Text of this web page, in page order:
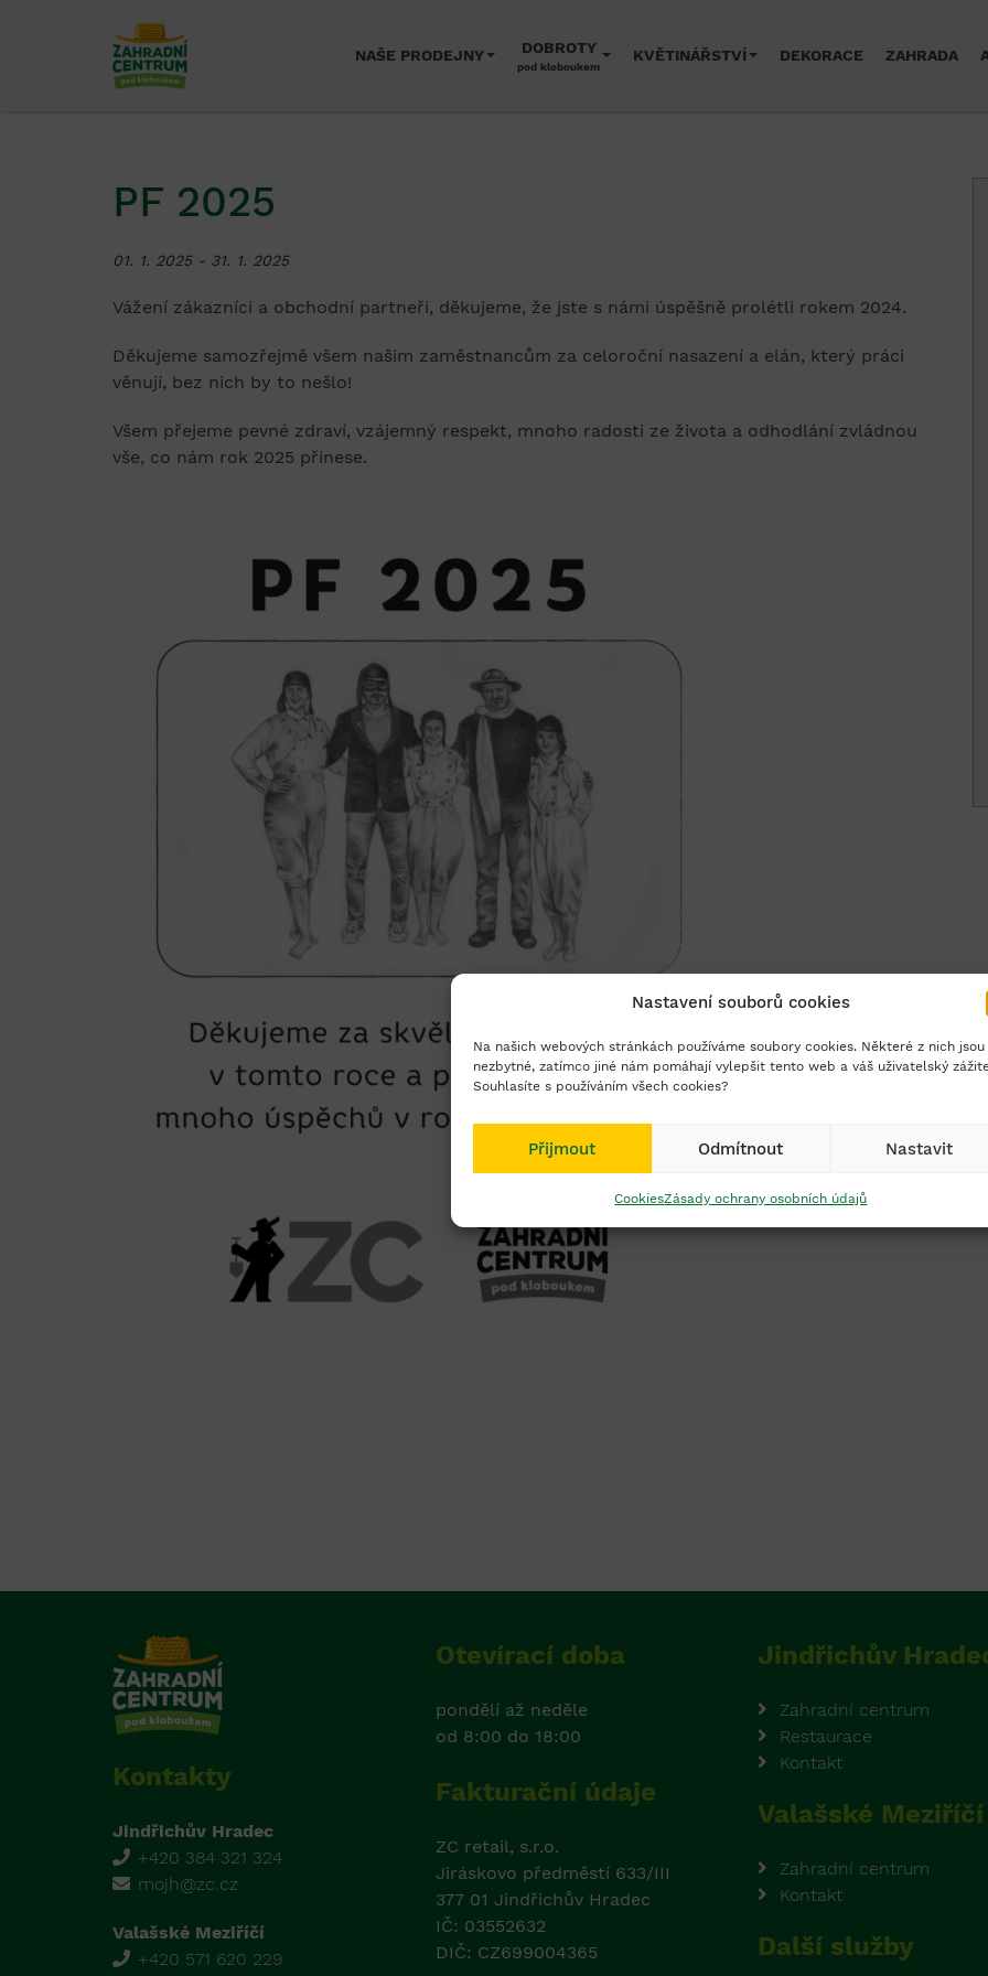
Nastavení souborů cookies
Na našich webových stránkách používáme soubory cookies. Některé z nich jsou
nezbytné, zatímco jiné nám pomáhají vylepšit tento web a váš uživatelský
Souhlasíte s používáním všech cookies?
Přijmout Odmítnout Nastavit
CookiesZásady ochrany osobních údajů
NAŠE PRODEJNY DOBROTY
pod kloboukem
KVĚTINÁŘSTVÍ DEKORACE ZAHRADA
PF 2025
01. 1. 2025 - 31. 1. 2025
Vážení zákazníci a obchodní partneři, děkujeme, že jste s námi úspěšně prolétli rokem 2024.
Děkujeme samozřejmě všem našim zaměstnancům za celoroční nasazení a elán, který práci
věnují, bez nich by to nešlo!
Všem přejeme pevné zdraví, vzájemný respekt, mnoho radosti ze života a odhodlání zvládnou
vše, co nám rok 2025 přinese.
Kontakty
Jindřichův Hradec
+420 384 321 324
mojh@zc.cz
Valašské Meziříčí
+420 571 620 229
Otevírací doba
pondělí až neděle
od 8:00 do 18:00
Fakturační údaje
ZC retail, s.r.o.
Jiráskovo předměstí 633/III
377 01 Jindřichův Hradec
IČ: 03552632
DIČ: CZ699004365
Jindřichův
Zahradní centrum
Restaurace
Kontakt
Valašské Meziříčí
Zahradní centrum
Kontakt
Další služby